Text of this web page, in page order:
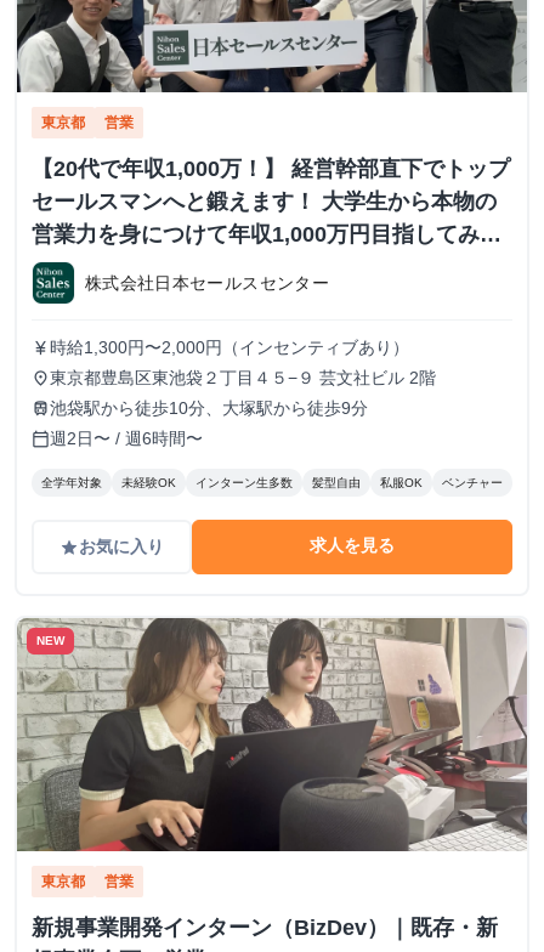
東京都 営業
【20代で年収1,000万！】 経営幹部直下でトップ
セールスマンへと鍛えます！ 大学生から本物の
営業力を身につけて年収1,000万円目指してみま
せんか？ ※当社直結内定あり #学歴不問 #未経験
可 #1.2年生可 - 株式会社日本セールスセンター
の長期・有給インターンシップ
株式会社日本セールスセンター
currency_yen 時給1,300円〜2,000円（インセンティブあり）
place東京都豊島区東池袋２丁目４５−９ 芸文社ビル 2階
train池袋駅から徒歩10分、大塚駅から徒歩9分
calendar_today週2日〜 / 週6時間〜
全学年対象 未経験OK インターン生多数 髪型自由 私服OK ベンチャー
gradeお気に入り 求人を見る
NEW
東京都 営業
新規事業開発インターン（BizDev）｜既存・新